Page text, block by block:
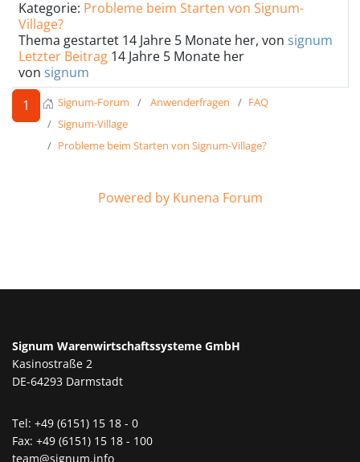
Kategorie: Probleme beim Starten von Signum-
Village?
Thema gestartet 14 Jahre 5 Monate her, von signum
Letzter Beitrag 14 Jahre 5 Monate her
von signum
1
Signum-Forum Anwenderfragen
FAQ
Signum-Village
Probleme beim Starten von Signum-Village?
Powered by Kunena Forum
Signum Warenwirtschaftssysteme GmbH
Kasinostraße 2
DE-64293 Darmstadt
Tel: +49 (6151) 15 18 - 0
Fax: +49 (6151) 15 18 - 100
team@signum.info